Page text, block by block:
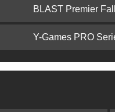
BLAST Premier
Y-Games PRO